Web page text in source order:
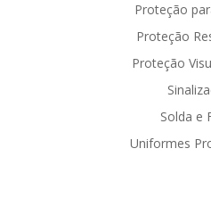
Proteção
Proteção
Proteção
Solda e
Uniformes